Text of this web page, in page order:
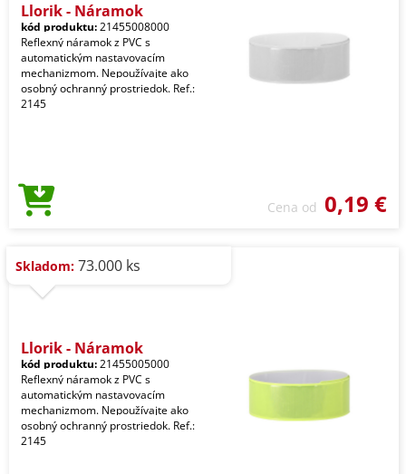
Llorik - Náramok
kód produktu:21455008000
Reflexný náramok z PVC s
automatickým nastavovacím
mechanizmom. Nepoužívajte ako
osobný ochranný prostriedok. Ref.:
2145
Cena od 0,19 €
Skladom: 73.000 ks
Llorik - Náramok
kód produktu:21455005000
Reflexný náramok z PVC s
automatickým nastavovacím
mechanizmom. Nepoužívajte ako
osobný ochranný prostriedok. Ref.:
2145